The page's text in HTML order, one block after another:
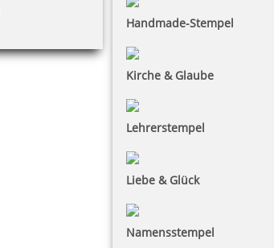
Handmade-Stempel
Kirche & Glaube
Lehrerstempel
Liebe & Glück
Namensstempel